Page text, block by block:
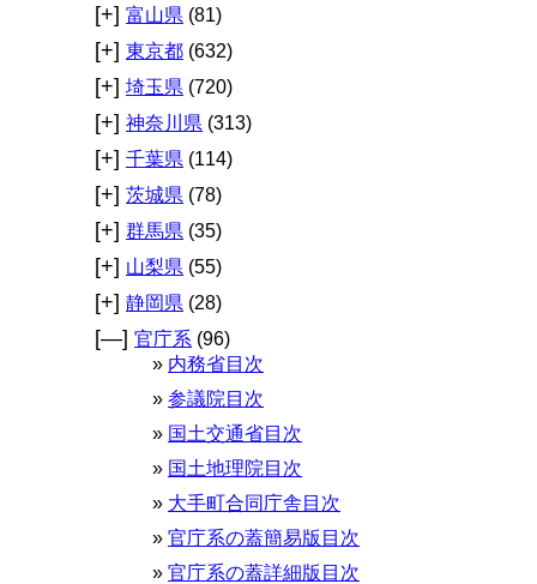
[+] 富山県 (81)
[+] 東京都 (632)
[+] 埼玉県 (720)
[+] 神奈川県 (313)
[+] 千葉県 (114)
[+] 茨城県 (78)
[+] 群馬県 (35)
[+] 山梨県 (55)
[+] 静岡県 (28)
[—] 官庁系 (96)
内務省目次
参議院目次
国土交通省目次
国土地理院目次
大手町合同庁舎目次
官庁系の蓋簡易版目次
官庁系の蓋詳細版目次